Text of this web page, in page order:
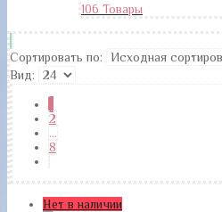
106 Товары
Сортировать по:
Вид:
2
…
8
Нет в наличии